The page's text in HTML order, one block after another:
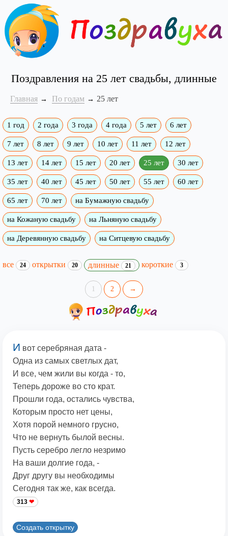
Поздравления на 25 лет свадьбы, длинные
Главная По годам 25 лет
1 год 2 года 3 года 4 года 5 лет 6 лет
7 лет 8 лет 9 лет 10 лет 11 лет 12 лет
13 лет 14 лет 15 лет 20 лет 25 лет 30 лет
35 лет 40 лет 45 лет 50 лет 55 лет 60 лет
65 лет 70 лет на Бумажную свадьбу
на Кожаную свадьбу на Льняную свадьбу
на Деревянную свадьбу на Ситцевую свадьбу
все 24 открытки 20 длинные 21 короткие 3
1 2 →
И вот серебряная дата -
Одна из самых светлых дат,
И все, чем жили вы когда - то,
Теперь дороже во сто крат.
Прошли года, остались чувства,
Которым просто нет цены,
Хотя порой немного грусно,
Что не вернуть былой весны.
Пусть серебро легло незримо
На ваши долгие года, -
Друг другу вы необходимы
Сегодня так же, как всегда.
313
Создать открытку